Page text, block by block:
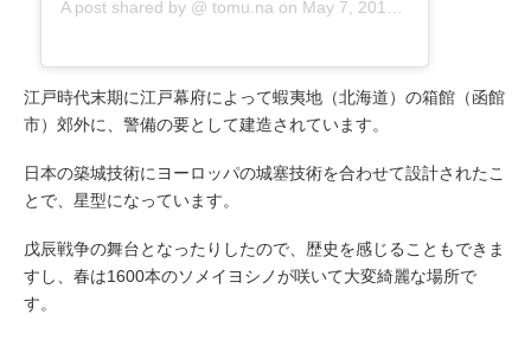
A post shared by @ tomu.na on May 7, 2019 at 5:25am PDT
江戸時代末期に江戸幕府によって蝦夷地（北海道）の箱館（函館
市）郊外に、警備の要として建造されています。
日本の築城技術にヨーロッパの城塞技術を合わせて設計されたこ
とで、星型になっています。
戊辰戦争の舞台となったりしたので、歴史を感じることもできま
すし、春は1600本のソメイヨシノが咲いて大変綺麗な場所で
す。